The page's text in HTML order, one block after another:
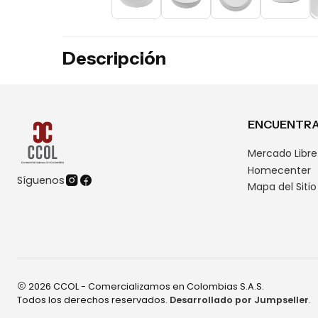
Descripción
Síguenos
Mercado Libre
Homecenter
Mapa del Sitio
2026 CCOL - Comercializamos en Colombias S.A.S.
Todos los derechos reservados. Desarrollado por Jumpseller.